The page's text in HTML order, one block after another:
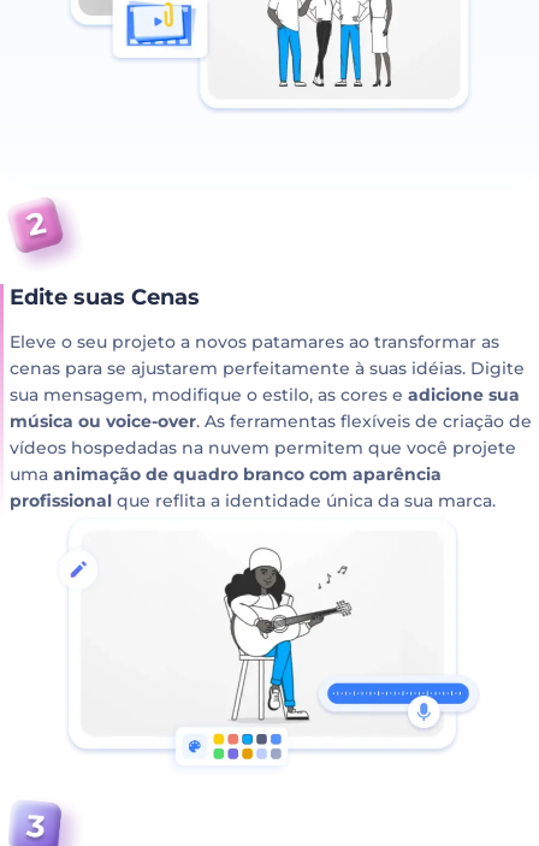
Edite suas Cenas
Eleve o seu projeto a novos patamares ao transformar as
cenas para se ajustarem perfeitamente à suas idéias. Digite
sua mensagem, modifique o estilo, as cores e adicione sua
música ou voice-over. As ferramentas flexíveis de criação de
vídeos hospedadas na nuvem permitem que você projete
uma animação de quadro branco com aparência
profissional que reflita a identidade única da sua marca.